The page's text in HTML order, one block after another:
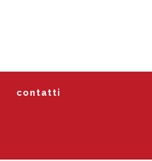
contatti